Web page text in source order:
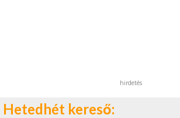
hirdetés
Hetedhét kereső: